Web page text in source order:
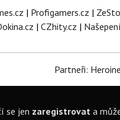
| Profigamers.cz |
| CZhity.cz |
Partneři: Heroine
se jen zaregistrovata